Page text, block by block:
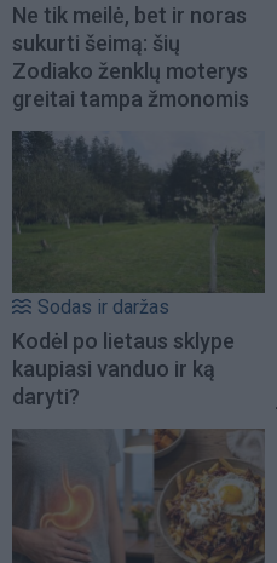
Ne tik meilė, bet ir noras
sukurti šeimą: šių
Zodiako ženklų moterys
greitai tampa žmonomis
Sodas ir daržas
Kodėl po lietaus sklype
kaupiasi vanduo ir ką
daryti?